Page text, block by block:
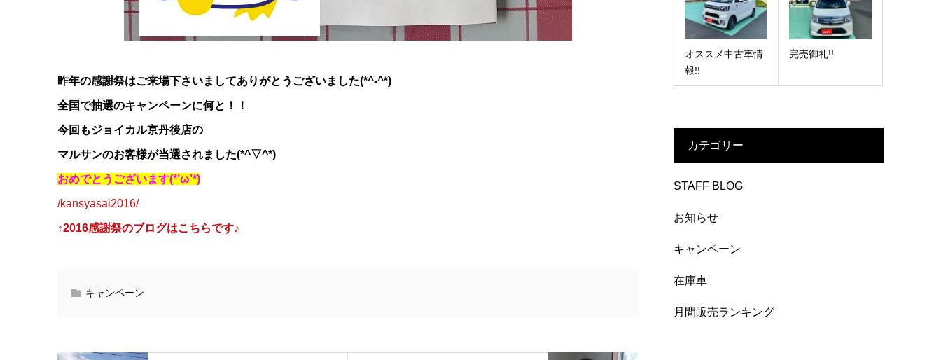
昨年の感謝祭はご来場下さいましてありがとうございました(*^-^*)
全国で抽選のキャンペーンに何と！！
今回もジョイカル京丹後店の
マルサンのお客様が当選されました(*^▽^*)
おめでとうございます(*’ω’*)
/kansyasai2016/
↑2016感謝祭のブログはこちらです♪
キャンペーン
オススメ中古車情
報!!
完売御礼!!
カテゴリー
STAFF BLOG
お知らせ
キャンペーン
在庫車
月間販売ランキング